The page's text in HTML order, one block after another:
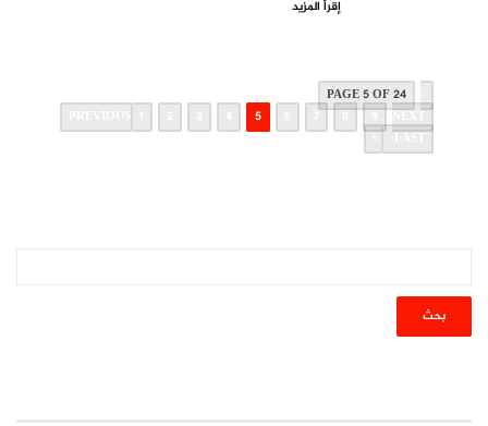
إقرأ المزيد
PAGE 5 OF 24
5 7 8 9
NEXT
›LAST »